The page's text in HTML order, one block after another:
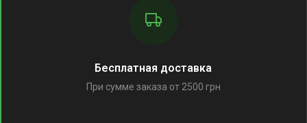
Бесплатная доставка
При сумме заказа от 2500 грн